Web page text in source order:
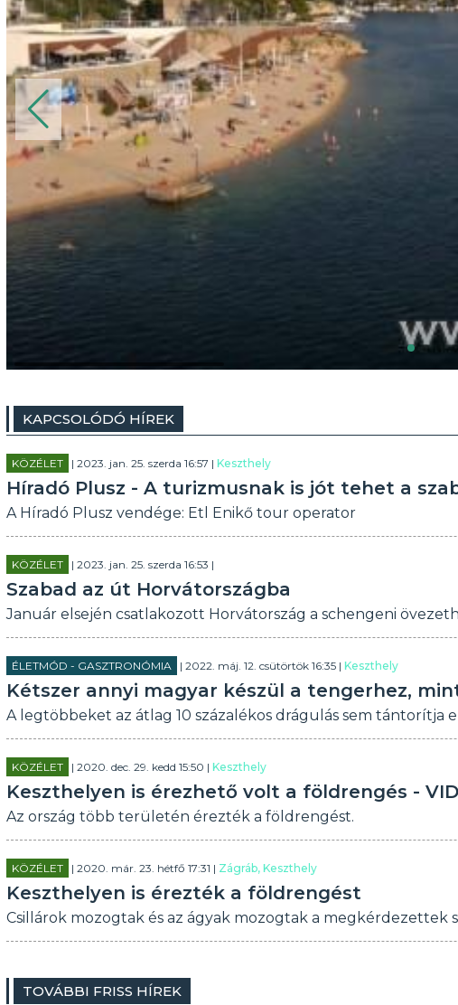
KAPCSOLÓDÓ HÍREK
KÖZÉLET | 2023. jan. 25. szerda 16:57 | Keszthely
Híradó Plusz - A turizmusnak is jót tehet a
A Híradó Plusz vendége: Etl Enikő tour operator
KÖZÉLET | 2023. jan. 25. szerda 16:53 |
Szabad az út Horvátországba
Január elsején csatlakozott Horvátország a schengeni
ÉLETMÓD - GASZTRONÓMIA | 2022. máj. 12. csütörtök 16:35 | Keszthely
Kétszer annyi magyar készül a tengerhez,
A legtöbbeket az átlag 10 százalékos drágulás sem tántorítja
KÖZÉLET | 2020. dec. 29. kedd 15:50 | Keszthely
Keszthelyen is érezhető volt a földrengés -
Az ország több területén érezték a földrengést.
KÖZÉLET | 2020. már. 23. hétfő 17:31 | Zágráb, Keszthely
Keszthelyen is érezték a földrengést
Csillárok mozogtak és az ágyak mozogtak a megkérdezettek
TOVÁBBI FRISS HÍREK